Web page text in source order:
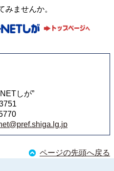
みませんか。
しが”
ページの先頭へ戻る